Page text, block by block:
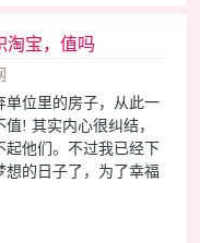
淘宝，值吗
单位里的房子，从此一
! 其实内心很纠结，
他们。不过我已经下
想的日子了，为了幸福